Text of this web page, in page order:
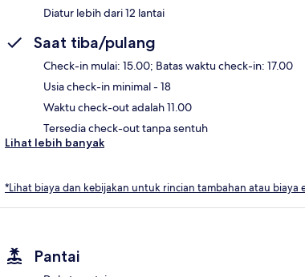
Diatur lebih dari 12 lantai
Saat tiba/pulang
Check-in mulai: 15.00; Batas waktu check-in: 17.00
Usia check-in minimal - 18
Waktu check-out adalah 11.00
Tersedia check-out tanpa sentuh
Lihat lebih banyak
*Lihat biaya dan kebijakan untuk rincian tambahan atau biaya
Pantai